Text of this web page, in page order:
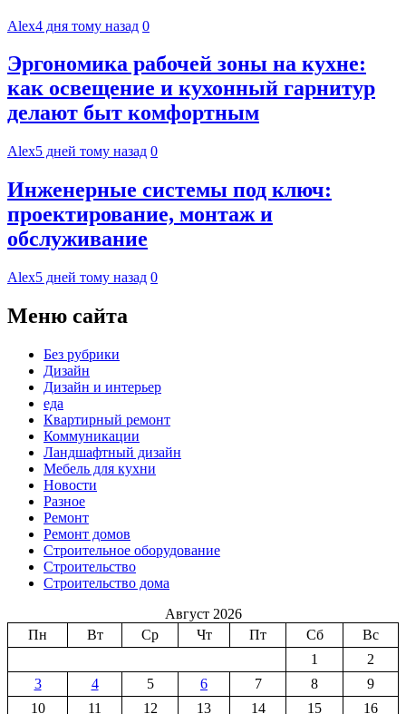
Alex4 дня тому назад 0
Эргономика рабочей зоны на кухне:
как освещение и кухонный гарнитур
делают быт комфортным
Alex5 дней тому назад 0
Инженерные системы под ключ:
проектирование, монтаж и
обслуживание
Alex5 дней тому назад 0
Меню сайта
Без рубрики
Дизайн
Дизайн и интерьер
еда
Квартирный ремонт
Коммуникации
Ландшафтный дизайн
Мебель для кухни
Новости
Разное
Ремонт
Ремонт домов
Строительное оборудование
Строительство
Строительство дома
Август 2026
Пн
Вт Ср Чт Пт Сб
Вс
1
2
3
4 5 6 7 8
9
10
11 12 13 14 15 16